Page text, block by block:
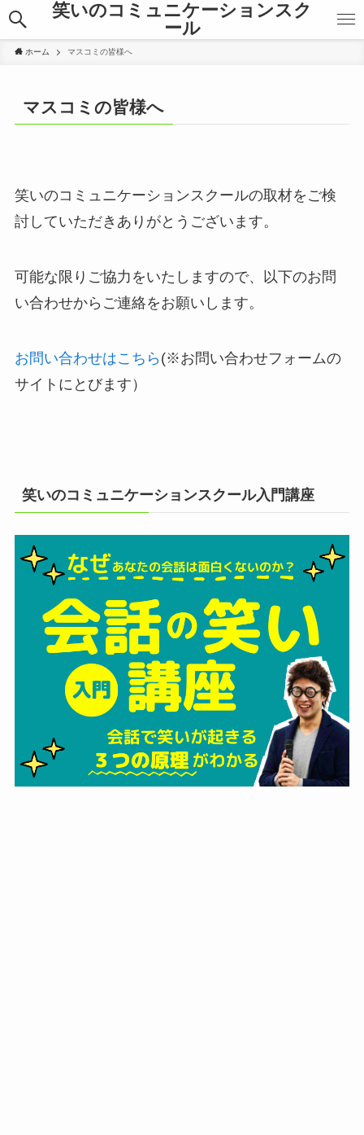
笑いのコミュニケーションスク
ール
ホーム マスコミの皆様へ
マスコミの皆様へ
笑いのコミュニケーションスクールの取材をご検
討していただきありがとうございます。
可能な限りご協力をいたしますので、以下のお問
い合わせからご連絡をお願いします。
お問い合わせはこちら (※お問い合わせフォームの
サイトにとびます）
笑いのコミュニケーションスクール入門講座